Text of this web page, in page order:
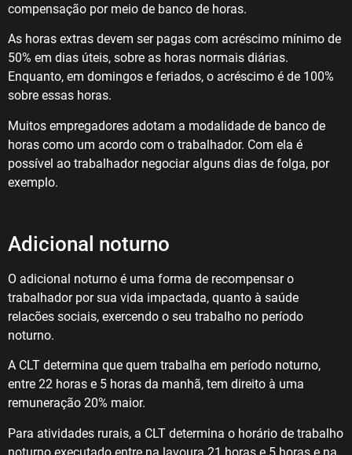
compensação por meio de banco de horas.
As horas extras devem ser pagas com acréscimo mínimo de
50% em dias úteis, sobre as horas normais diárias.
Enquanto, em domingos e feriados, o acréscimo é de 100%
sobre essas horas.
Muitos empregadores adotam a modalidade de banco de
horas como um acordo com o trabalhador. Com ela é
possível ao trabalhador negociar alguns dias de folga, por
exemplo.
Adicional noturno
O adicional noturno é uma forma de recompensar o
trabalhador por sua vida impactada, quanto à saúde
relacões sociais, exercendo o seu trabalho no período
noturno.
A CLT determina que quem trabalha em período noturno,
entre 22 horas e 5 horas da manhã, tem direito à uma
remuneração 20% maior.
Para atividades rurais, a CLT determina o horário de trabalho